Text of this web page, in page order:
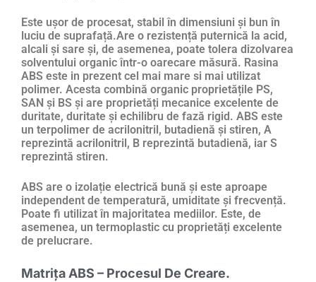
Este ușor de procesat, stabil în dimensiuni și bun în
luciu de suprafață.Are o rezistență puternică la acid,
alcali și sare și, de asemenea, poate tolera dizolvarea
solventului organic într-o oarecare măsură. Rasina
ABS este in prezent cel mai mare si mai utilizat
polimer. Acesta combină organic proprietățile PS,
SAN și BS și are proprietăți mecanice excelente de
duritate, duritate și echilibru de fază rigid. ABS este
un terpolimer de acrilonitril, butadienă și stiren, A
reprezintă acrilonitril, B reprezintă butadienă, iar S
reprezintă stiren.
ABS are o izolație electrică bună și este aproape
independent de temperatură, umiditate și frecvență.
Poate fi utilizat în majoritatea mediilor. Este, de
asemenea, un termoplastic cu proprietăți excelente
de prelucrare.
Matrița ABS – Procesul De Creare.